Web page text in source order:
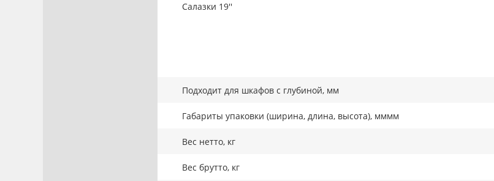
Салазки 19''
Подходит для шкафов с глубиной, мм
Габариты упаковки (ширина, длина, высота), мммм
Вес нетто, кг
Вес брутто, кг